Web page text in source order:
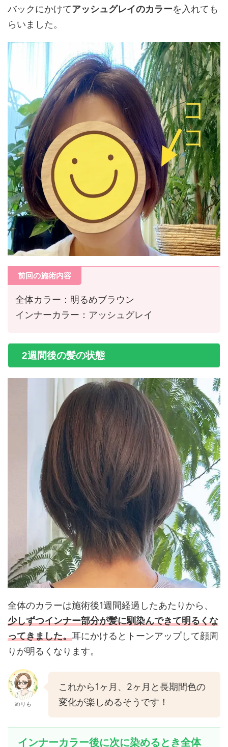
バックにかけてアッシュグレイのカラーを入れても
らいました。
前回の施術内容
全体カラー：明るめブラウン
インナーカラー：アッシュグレイ
2週間後の髪の状態
全体のカラーは施術後1週間経過したあたりから、
少しずつインナー部分が髪に馴染んできて明るくな
ってきました。耳にかけるとトーンアップして顔周
りが明るくなります。
めりも
これから1ヶ月、2ヶ月と長期間色の
変化が楽しめるそうです！
インナーカラー後に次に染めるとき全体